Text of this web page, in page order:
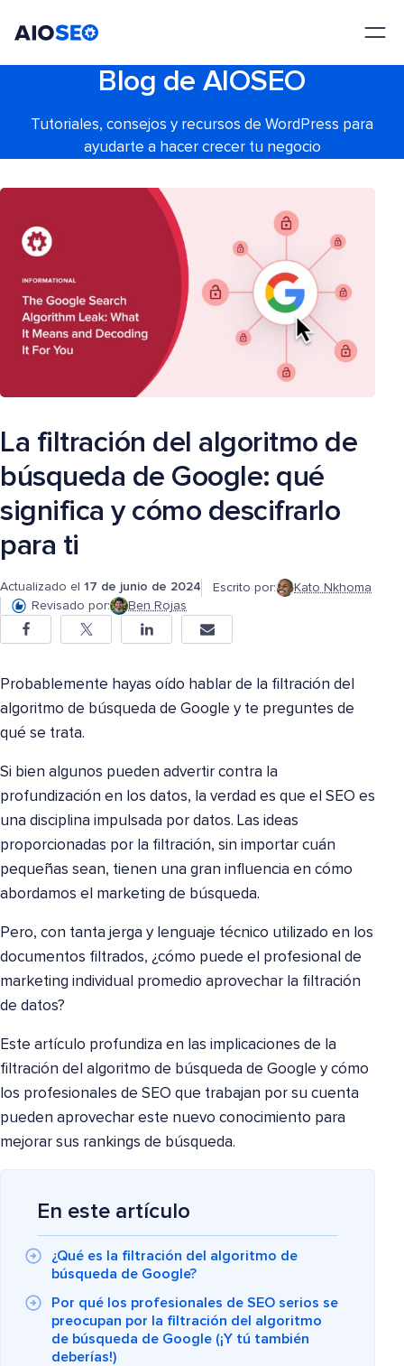
Blog de AIOSEO
Tutoriales, consejos y recursos de WordPress para
ayudarte a hacer crecer tu negocio
La filtración del algoritmo de
búsqueda de Google: qué
significa y cómo descifrarlo
para ti
Actualizado el 17 de junio de 2024 Escrito por:
Kato Nkhoma
Revisado por:
Ben Rojas
Probablemente hayas oído hablar de la filtración del
algoritmo de búsqueda de Google y te preguntes de
qué se trata.
Si bien algunos pueden advertir contra la
profundización en los datos, la verdad es que el SEO es
una disciplina impulsada por datos. Las ideas
proporcionadas por la filtración, sin importar cuán
pequeñas sean, tienen una gran influencia en cómo
abordamos el marketing de búsqueda.
Pero, con tanta jerga y lenguaje técnico utilizado en los
documentos filtrados, ¿cómo puede el profesional de
marketing individual promedio aprovechar la filtración
de datos?
Este artículo profundiza en las implicaciones de la
filtración del algoritmo de búsqueda de Google y cómo
los profesionales de SEO que trabajan por su cuenta
pueden aprovechar este nuevo conocimiento para
mejorar sus rankings de búsqueda.
En este artículo
¿Qué es la filtración del algoritmo de
búsqueda de Google?
Por qué los profesionales de SEO serios se
preocupan por la filtración del algoritmo
de búsqueda de Google (¡Y tú también
deberías!)